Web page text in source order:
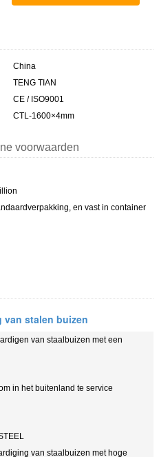
China
TENG TIAN
CE / ISO9001
CTL-1600×4mm
voorwaarden
en vast in container
van stalen buizen
van staalbuizen met een
in het buitenland te service
van staalbuizen met hoge